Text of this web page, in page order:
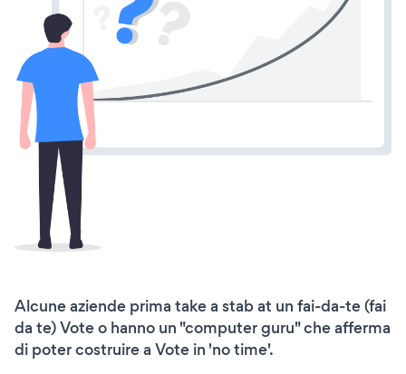
Alcune aziende prima take a stab at un fai-da-te (fai
da te) Vote o hanno un "computer guru" che afferma
di poter costruire a Vote in 'no time'.